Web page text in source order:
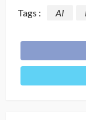
Tags : AI